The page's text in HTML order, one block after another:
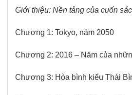
Giới thiệu: Nền tảng của cuốn
Chương 1: Tokyo, năm 2050
Chương 2: 2016 – Năm của
Chương 3: Hòa bình kiểu Thái